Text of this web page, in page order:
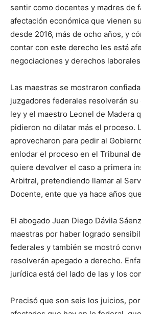
sentir como docentes y madres de
afectación económica que vienen
desde 2016, más de ocho años, y
contar con este derecho les está
negociaciones y derechos
Las maestras se mostraron
juzgadores federales resolverán su
ley y el maestro Leonel de Madera
pidieron no dilatar más el proceso.
aprovecharon para pedir al
enlodar el proceso en el Tribunal
quiere devolver el caso a primera
Arbitral, pretendiendo llamar al
Docente, ente que ya hace años
El abogado Juan Diego Dávila
maestras por haber logrado
federales y también se mostró
resolverán apegado a derecho.
jurídica está del lado de las y los
Precisó que son seis los juicios,